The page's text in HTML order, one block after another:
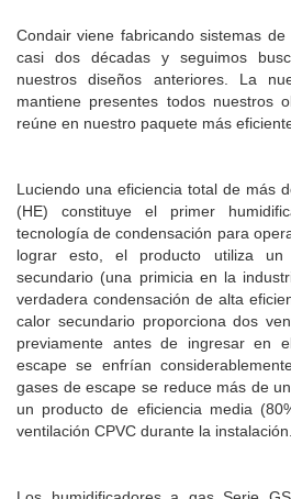
Condair viene fabricando sistemas
casi dos décadas y seguimos
nuestros diseños anteriores. La
mantiene presentes todos nuestros
reúne en nuestro paquete más
Luciendo una eficiencia total de más
(HE) constituye el primer
tecnología de condensación para
lograr esto, el producto utiliza un
secundario (una primicia en la
verdadera condensación de alta
calor secundario proporciona dos
previamente antes de ingresar en
escape se enfrían
gases de escape se reduce más de
un producto de eficiencia media
ventilación CPVC durante la instalación.